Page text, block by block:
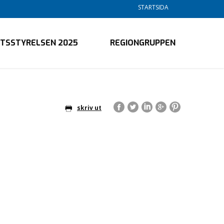
STARTSIDA
2025 REGIONGRUPPEN
skriv ut